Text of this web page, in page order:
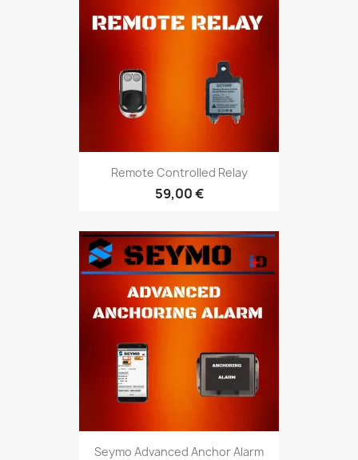
Remote Controlled Relay
59,00 €
Seymo Advanced Anchor Alarm